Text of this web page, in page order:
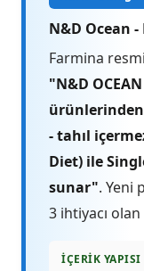
N&D Ocean -
Farmina
"N&D
- tahıl
Diet) ile
sunar". Yeni
3 ihtiyacı
İÇERIK YAPISI